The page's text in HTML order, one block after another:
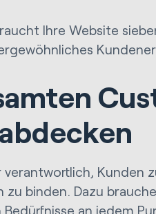
Ihre Website
Kunden
binden. Dazu
an jedem